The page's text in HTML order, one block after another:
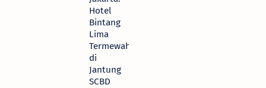
Hotel
Bintang
Lima
Termewah
di
Jantung
SCBD